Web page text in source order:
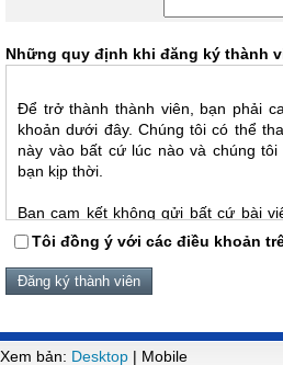
Những quy định khi đăng ký thành
Để trở thành thành viên, bạn phải
khoản dưới đây. Chúng tôi có thể
này vào bất cứ lúc nào và chúng
bạn kịp thời.
Bạn cam kết không gửi bất cứ bài
tục, thiếu văn hoá; vu khống, khiêu
quan đến các vấn đề tình dục hay
luật pháp của quốc gia mà bạn
gia nơi đặt máy chủ của website này
website. Địa chỉ IP của tất cả các
để bảo vệ các điều khoản cam kết
Tôi đồng ý với các điều khoản
Xem bản: Desktop | Mobile